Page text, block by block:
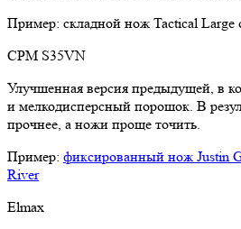
Пример: складной нож Tactical Large
CPM S35VN
Улучшенная версия предыдущей, в
и мелкодисперсный порошок. В
прочнее, а ножи проще точить.
Пример: фиксированный нож Justin
River
Elmax